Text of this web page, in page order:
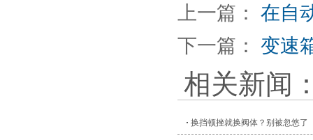
上一篇： 在自
下一篇： 变速
相关新闻
换挡顿挫就换阀体？别被忽悠了